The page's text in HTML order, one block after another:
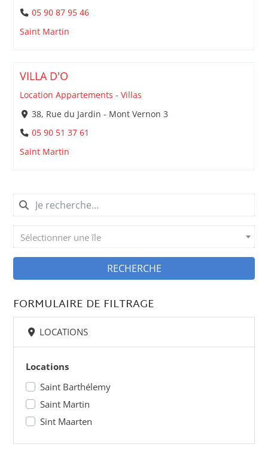
05 90 87 95 46
Saint Martin
VILLA D'O
Location Appartements - Villas
38, Rue du Jardin - Mont Vernon 3
05 90 51 37 61
Saint Martin
Sélectionner une île
RECHERCHE
FORMULAIRE DE FILTRAGE
LOCATIONS
Locations
Saint Barthélemy
Saint Martin
Sint Maarten